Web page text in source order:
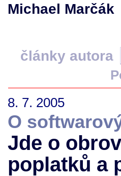
Michael Marčák
články autora
8. 7. 2005
O
Jde o
poplatků a